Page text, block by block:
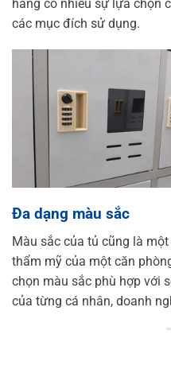
hàng có nhiều sự lựa chọn
các mục đích sử dụng.
Đa dạng màu sắc
Màu sắc của tủ cũng là
thẩm mỹ của một căn
chọn màu sắc phù hợp với
của từng cá nhân, doanh